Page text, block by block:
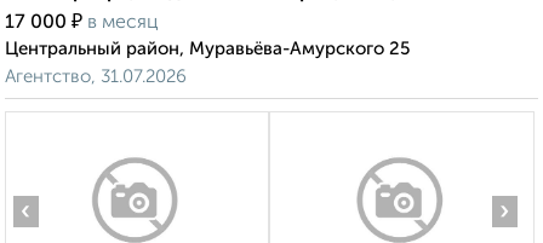
17 000 ₽ в месяц
Центральный район, Муравьёва-Амурского 25
Агентство, 31.07.2026
‹ ›